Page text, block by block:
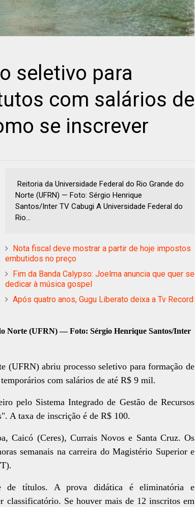
seletivo para
com salários de
se inscrever
Reitoria da Universidade Federal do Rio Grande do
Norte (UFRN) — Foto: Sérgio Henrique
Santos/Inter TV Cabugi A Universidade Federal do
Rio...
Nota fiscal deve mostrar a partir de hoje impostos
embutidos no preço
Fim da Banda Calypso: Joelma anuncia que quer se
dedicar à música gospel
Após quatro anos, Gugu Liberato deixa a Tv Record
Norte (UFRN) — Foto: Sérgio Henrique Santos/Inter
(UFRN) abriu processo seletivo para formação de
com salários de até R$ 9 mil.
pelo Sistema Integrado de Gestão de Recursos
A taxa de inscrição é de R$ 100.
Caicó (Ceres), Currais Novos e Santa Cruz. Os
semanais na carreira do Magistério Superior e
de títulos. A prova didática é eliminatória e
classificatório. Se houver mais de 12 inscritos em